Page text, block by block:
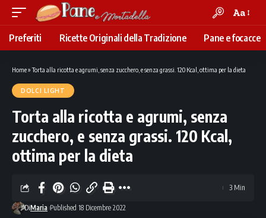
Font
Resizer
Aa
Preferiti Ricette Originali della Tradizione Pane e focacce
Home»Torta alla ricotta e agrumi, senza zucchero, e senza grassi. 120 Kcal, ottima per la dieta
DOLCI LIGHT
Torta alla ricotta e agrumi, senza
zucchero, e senza grassi. 120 Kcal,
ottima per la dieta
DiMaria Published 18 Dicembre 2022
3 Min